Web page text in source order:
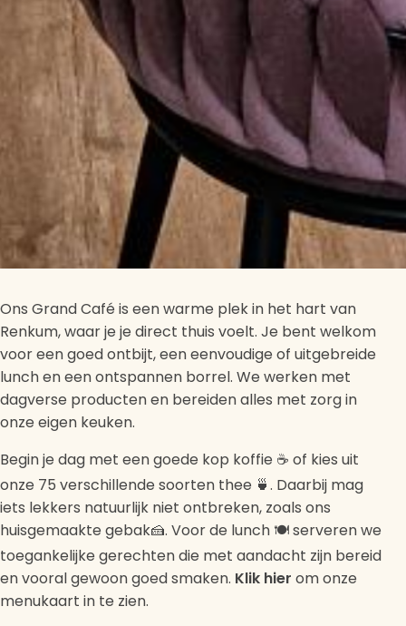
Ons Grand Café is een warme plek in het hart van
Renkum, waar je je direct thuis voelt. Je bent welkom
voor een goed ontbijt, een eenvoudige of uitgebreide
lunch en een ontspannen borrel. We werken met
dagverse producten en bereiden alles met zorg in
onze eigen keuken.
Begin je dag met een goede kop koffie ☕ of kies uit
onze 75 verschillende soorten thee 🍵. Daarbij mag
iets lekkers natuurlijk niet ontbreken, zoals ons
huisgemaakte gebak🍰. Voor de lunch 🍽 serveren we
toegankelijke gerechten die met aandacht zijn bereid
en vooral gewoon goed smaken. Klik hier om onze
menukaart in te zien.